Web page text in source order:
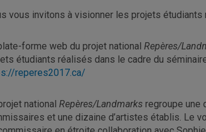
vous invitons à visionner les projets
forme web du projet national Repères/
étudiants réalisés dans le cadre du
reperes2017.ca/
national Repères/Landmarks regroupe une
et une dizaine d’artistes établis. Le